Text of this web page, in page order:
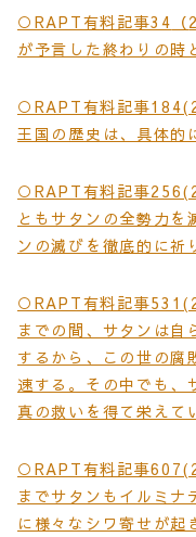
○RAPT有料記事34 （
が予言した終わりの時
○RAPT有料記事
王国の歴史は、具体的
○RAPT有料記事
ともサタンの全勢力を
ンの滅びを徹底的に祈
○RAPT有料記事
までの間、サタンは自
するから、この世の腐
速する。その中でも、
真の救いを得て栄えて
○RAPT有料記事
までサタンもイルミナ
に様々なシワ寄せが起